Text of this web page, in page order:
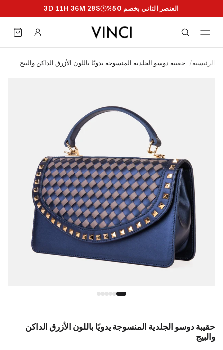
العنصر الثاني بخصم 50% 3D 11H 36M 27S
الرئيسية/ حقيبة دوسو الجلدية المنسوجة يدويًا باللون الأزرق الداكن والبيج
حقيبة دوسو الجلدية المنسوجة يدويًا باللون الأزرق الداكن
والبيج